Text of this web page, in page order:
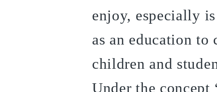
enjoy, especially
as an education
children and
Under the